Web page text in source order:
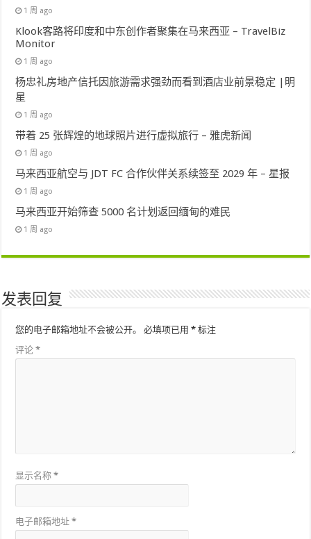
1 周 ago
Klook客路将印度和中东创作者聚集在马来西亚 – TravelBiz
Monitor
1 周 ago
杨忠礼房地产信托因旅游需求强劲而看到酒店业前景稳定 |明
星
1 周 ago
带着 25 张辉煌的地球照片进行虚拟旅行 – 雅虎新闻
1 周 ago
马来西亚航空与 JDT FC 合作伙伴关系续签至 2029 年 – 星报
1 周 ago
马来西亚开始筛查 5000 名计划返回缅甸的难民
1 周 ago
发表回复
您的电子邮箱地址不会被公开。 必填项已用* 标注
评论*
显示名称*
电子邮箱地址*